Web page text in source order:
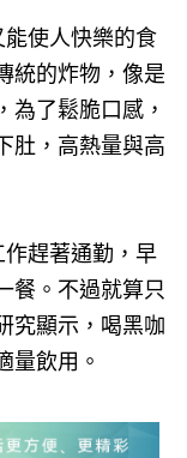
使人快樂的食
統的炸物，像是
為了鬆脆口感，
肚，高熱量與高
趕著通勤，早
餐。不過就算只
究顯示，喝黑咖
量飲用。